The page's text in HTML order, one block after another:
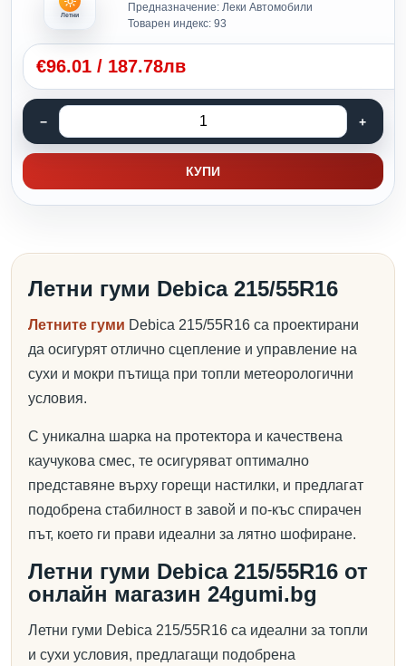
Летни
Предназначение: Леки Автомобили
Товарен индекс: 93
€96.01 / 187.78лв
КУПИ
Летни гуми Debica 215/55R16
Летните гуми Debica 215/55R16 са проектирани
да осигурят отлично сцепление и управление на
сухи и мокри пътища при топли метеорологични
условия.
С уникална шарка на протектора и качествена
каучукова смес, те осигуряват оптимално
представяне върху горещи настилки, и предлагат
подобрена стабилност в завой и по-къс спирачен
път, което ги прави идеални за лятно шофиране.
Летни гуми Debica 215/55R16 от
онлайн магазин 24gumi.bg
Летни гуми Debica 215/55R16 са идеални за топли
и сухи условия, предлагащи подобрена